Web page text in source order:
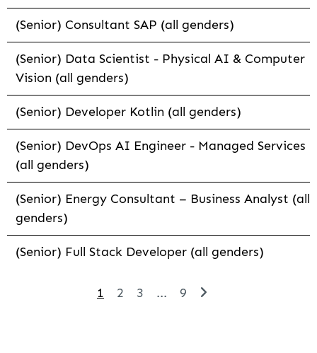
(Senior) Consultant SAP (all genders)
(Senior) Data Scientist - Physical AI & Computer
Vision (all genders)
(Senior) Developer Kotlin (all genders)
(Senior) DevOps AI Engineer - Managed Services
(all genders)
(Senior) Energy Consultant – Business Analyst (all
genders)
(Senior) Full Stack Developer (all genders)
1 2 3 ... 9